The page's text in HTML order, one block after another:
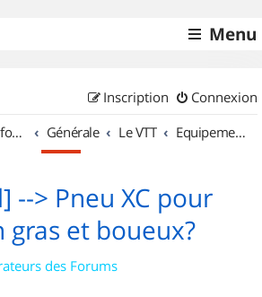
Menu
Connexion
Inscription
Accueil forum Générale Le VTT Equipements et Accessoires
--> Pneu XC pour
gras et boueux?
des Forums